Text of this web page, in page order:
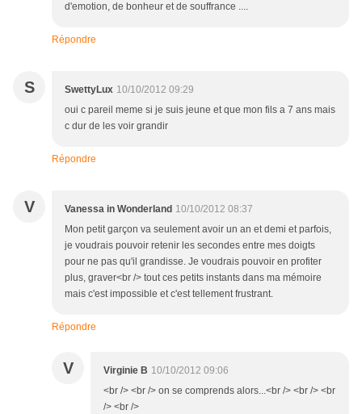
d'emotion, de bonheur et de souffrance ....
Répondre
S SwettyLux 10/10/2012 09:29
oui c pareil meme si je suis jeune et que mon fils a 7 ans mais
c dur de les voir grandir
Répondre
V Vanessa in Wonderland 10/10/2012 08:37
Mon petit garçon va seulement avoir un an et demi et parfois,
je voudrais pouvoir retenir les secondes entre mes doigts
pour ne pas qu'il grandisse. Je voudrais pouvoir en profiter
plus, graver<br /> tout ces petits instants dans ma mémoire
mais c'est impossible et c'est tellement frustrant.
Répondre
V Virginie B 10/10/2012 09:06
<br /> <br /> on se comprends alors...<br /> <br /> <br
/> <br />